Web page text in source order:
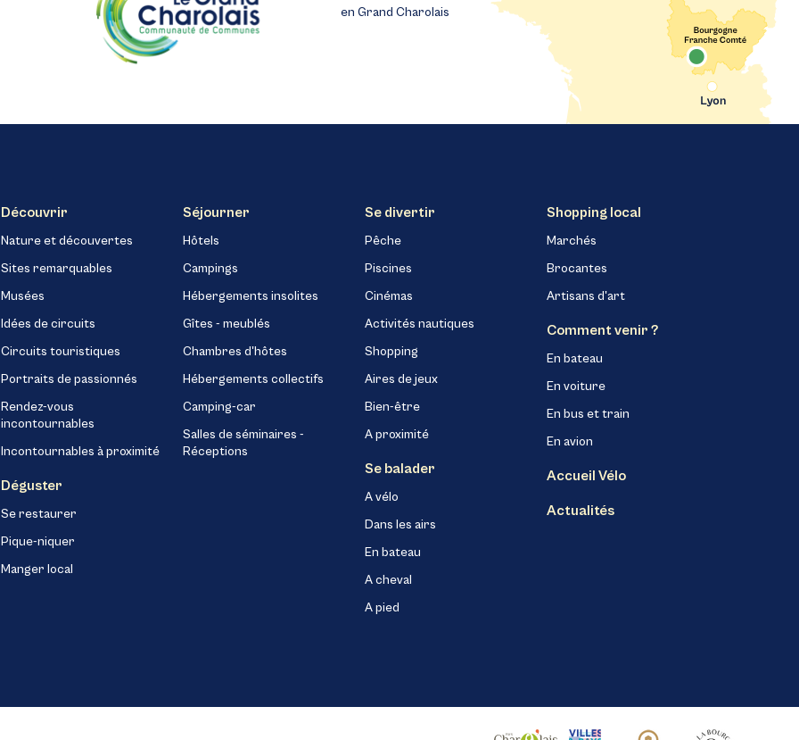
en Grand Charolais
Découvrir
Nature et découvertes
Sites remarquables
Musées
Idées de circuits
Circuits touristiques
Portraits de passionnés
Rendez-vous
incontournables
Incontournables à proximité
Déguster
Se restaurer
Pique-niquer
Manger local
Séjourner
Hôtels
Campings
Hébergements insolites
Gîtes - meublés
Chambres d'hôtes
Hébergements collectifs
Camping-car
Salles de séminaires -
Réceptions
Se divertir
Pêche
Piscines
Cinémas
Activités nautiques
Shopping
Aires de jeux
Bien-être
A proximité
Se balader
A vélo
Dans les airs
En bateau
A cheval
A pied
Shopping local
Marchés
Brocantes
Artisans d'art
Comment venir ?
En bateau
En voiture
En bus et train
En avion
Accueil Vélo
Actualités